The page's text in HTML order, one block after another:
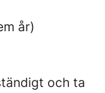
år)
och ta